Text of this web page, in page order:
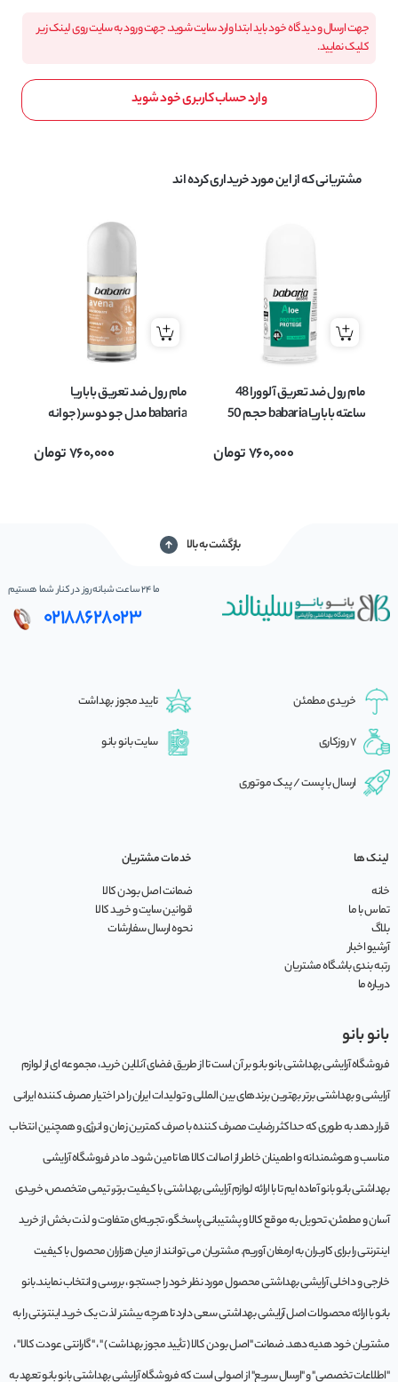
جهت ارسال و دیدگاه خود باید ابتدا وارد سایت شوید. جهت ورود به سایت روی لینک زیر
کلیک نمایید.
وارد حساب کاربری خود شوید
مشتریانی که از این مورد خریداری کرده اند
مام رول ضد تعریق آلوورا 48
ساعته باباریا babaria حجم 50
760,000تومان
مام رول ضد تعریق باباریا
babaria مدل جو دوسر (جوانه
760,000تومان
بازگشت به بالا
ما 24 ساعت شبانه‌روز در کنار شما هستیم
02188628023
خریدی مطمئن تایید مجوز بهداشت
7 روزکاری سایت بانو بانو
ارسال با پست / پیک موتوری
لینک ها
خانه
تماس با ما
بلاگ
آرشیو اخبار
رتبه بندی باشگاه مشتریان
درباره ما
خدمات مشتریان
ضمانت اصل بودن کالا
قوانین سایت و خرید کالا
نحوه ارسال سفارشات
بانو بانو
فروشگاه آرایشی بهداشتی بانو بانو بر آن است تا از طریق فضای آنلاین خرید، مجموعه‌ ای از لوازم
آرایشی و بهداشتی برتر بهترین برندهای بین المللی و تولیدات ایران را در اختیار مصرف کننده ایرانی
قرار دهد به طوری که حداکثر رضایت مصرف کننده با صرف کمترین زمان و انرژی و همچنین انتخاب
مناسب و هوشمندانه و اطمینان خاطر از اصالت کالا ها تامین شود. ما در فروشگاه آرایشی
بهداشتی بانو بانو آماده ایم تا با ارائه لوازم آرایشی بهداشتی با کیفیت برتر، تیمی متخصص، خریدی
آسان و مطمئن، تحویل به موقع کالا و پشتیبانی پاسخگو، تجربه‌ای متفاوت و لذت بخش از خرید
اینترنتی را برای کاربران به ارمغان آوریم. مشتريان می توانند از ميان هزاران محصول با کيفيت
خارجی و داخلی آرایشی بهداشتی محصول مورد نظر خود را جستجو ، بررسی و انتخاب نمايند.بانو
بانو با ارائه محصولات اصل آرایشی بهداشتی سعی دارد تا هرچه بیشتر لذت یک خرید اینترنتی را به
مشتریان خود هدیه دهد. ضمانت "اصل بودن کالا ( تأیید مجوز بهداشت ) " ، "گارانتی عودت کالا" ،
"اطلاعات تخصصی" و "ارسال سریع" از اصولی است که فروشگاه آرایشی بهداشتی بانو بانو تعهد به